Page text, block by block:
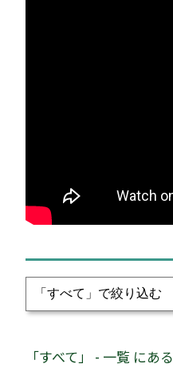
「すべて」 - 一覧 にある